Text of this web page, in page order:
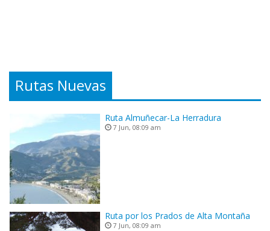
Rutas Nuevas
Ruta Almuñecar-La Herradura
7 Jun, 08:09 am
Ruta por los Prados de Alta Montaña
7 Jun, 08:09 am